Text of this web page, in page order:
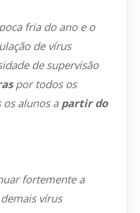
fria do ano e o
de vírus
de supervisão
por todos os
alunos a partir do
fortemente a
demais vírus